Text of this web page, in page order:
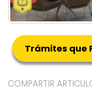
Trámites que
COMPARTIR